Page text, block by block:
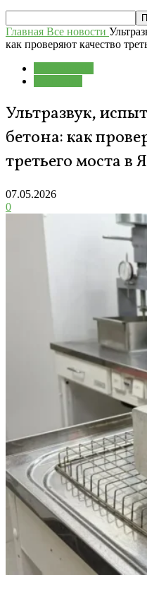
Главная Все новости
как проверяют качество
Ультразвук,
бетона: как
третьего моста в
07.05.2026
0